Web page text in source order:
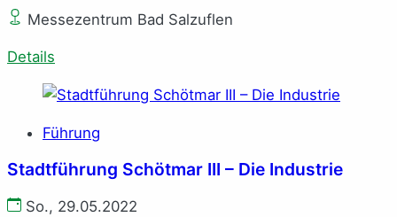
Messezentrum Bad Salzuflen
Details
Führung
Stadtführung Schötmar III – Die Industrie
So., 29.05.2022